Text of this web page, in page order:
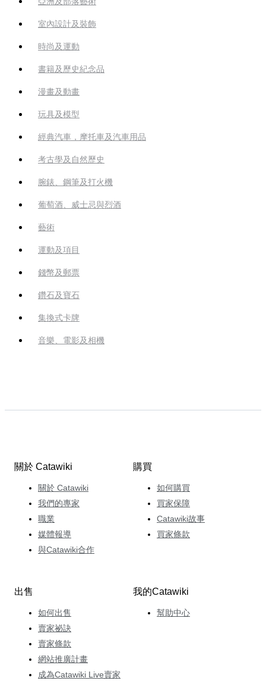
室內設計及裝飾
時尚及運動
書籍及歷史紀念品
漫畫及動畫
玩具及模型
經典汽車，摩托車及汽車用品
考古學及自然歷史
腕錶、鋼筆及打火機
葡萄酒、威士忌與烈酒
藝術
運動及項目
錢幣及郵票
鑽石及寶石
集換式卡牌
音樂、電影及相機
關於 Catawiki
關於 Catawiki
我們的專家
職業
媒體報導
與Catawiki合作
購買
如何購買
買家保障
Catawiki故事
買家條款
出售
如何出售
賣家祕訣
賣家條款
網站推廣計畫
成為Catawiki Live賣家
我的Catawiki
幫助中心